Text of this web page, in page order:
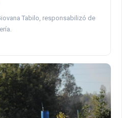
Tabilo, responsabilizó de